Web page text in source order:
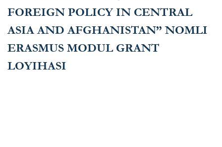
FOREIGN POLICY IN CENTRAL
ASIA AND AFGHANISTAN” NOMLI
ERASMUS MODUL GRANT
LOYIHASI